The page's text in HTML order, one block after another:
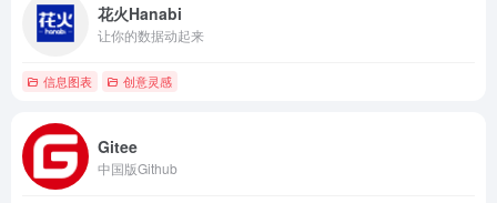
花火Hanabi
让你的数据动起来
信息图表 创意灵感
Gitee
中国版Github